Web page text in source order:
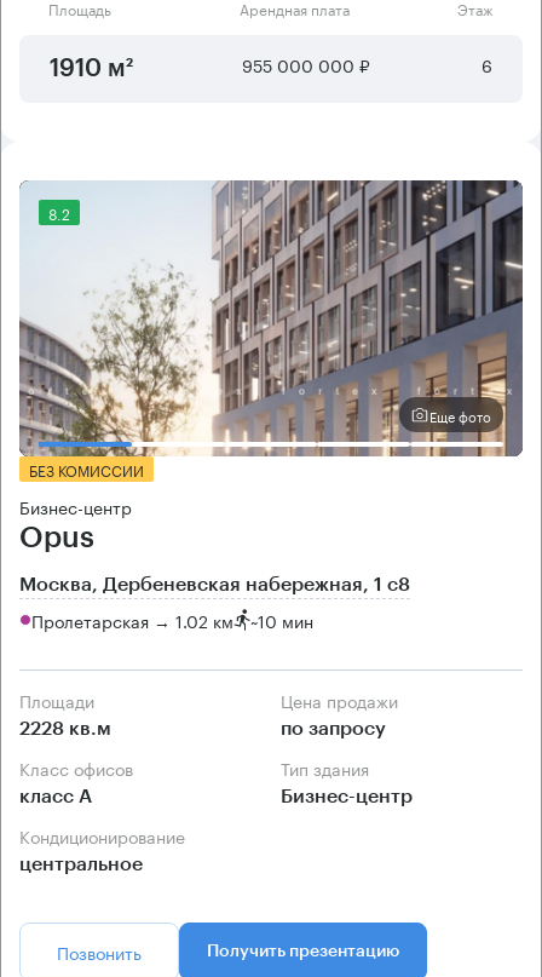
Площадь Арендная плата Этаж
1910 м² 955 000 000 ₽ 6
8.2
Еще фото
БЕЗ КОМИССИИ
Бизнес-центр
Opus
Москва, Дербеневская набережная, 1 с8
Пролетарская → 1.02 км ~10 мин
Площади
2228 кв.м
Цена продажи
по запросу
Класс офисов
класс А
Тип здания
Бизнес-центр
Кондиционирование
центральное
Позвонить Получить презентацию